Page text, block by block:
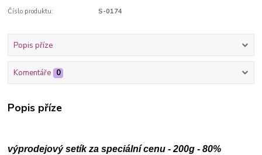
Číslo produktu: S-0174
Popis příze
Komentáře 0
Popis příze
výprodejový setík za speciální cenu - 200g - 80%